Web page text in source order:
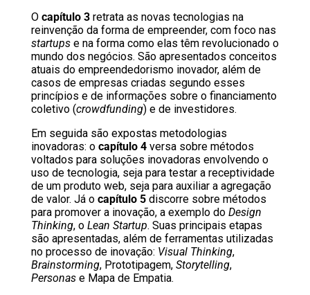
O capítulo 3retrata as novas tecnologias na
reinvenção da forma de empreender, com foco nas
startupse na forma como elas têm revolucionado o
mundo dos negócios. São apresentados conceitos
atuais do empreendedorismo inovador, além de
casos de empresas criadas segundo esses
princípios e de informações sobre o financiamento
coletivo (crowdfunding) e de investidores.
Em seguida são expostas metodologias
inovadoras: o capítulo 4 versa sobre métodos
voltados para soluções inovadoras envolvendo o
uso de tecnologia, seja para testar a receptividade
de um produto web, seja para auxiliar a agregação
de valor. Já o capítulo 5 discorre sobre métodos
para promover a inovação, a exemplo do Design
Thinking, o Lean Startup. Suas principais etapas
são apresentadas, além de ferramentas utilizadas
no processo de inovação: Visual Thinking,
Brainstorming, Prototipagem, Storytelling,
Personase Mapa de Empatia.